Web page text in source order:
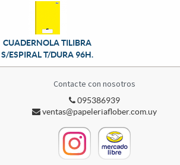
CUADERNOLA TILIBRA
S/ESPIRAL T/DURA 96H.
Contacte con nosotros
095386939
ventas@papeleriaflober.com.uy